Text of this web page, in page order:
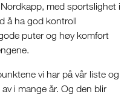
med sportslighet i
å ha god kontroll
puter og høy komfort
vi har på vår liste og
i mange år. Og den blir